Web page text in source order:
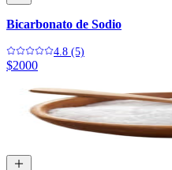
Bicarbonato de Sodio
4.8 (5)
$2000